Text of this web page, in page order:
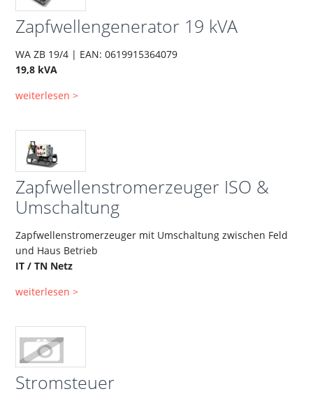
Zapfwellengenerator 19 kVA
WA ZB 19/4 | EAN: 0619915364079
19,8 kVA
weiterlesen >
Zapfwellenstromerzeuger ISO &
Umschaltung
Zapfwellenstromerzeuger mit Umschaltung zwischen Feld
und Haus Betrieb
IT / TN Netz
weiterlesen >
Stromsteuer